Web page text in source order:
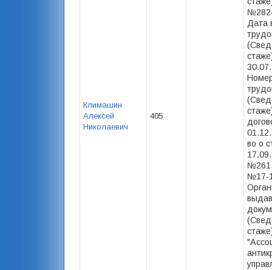
Климашин
Алексей
Николаевич
405
Дата
во о
№17-